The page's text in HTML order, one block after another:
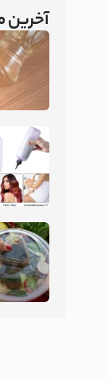
آخرین